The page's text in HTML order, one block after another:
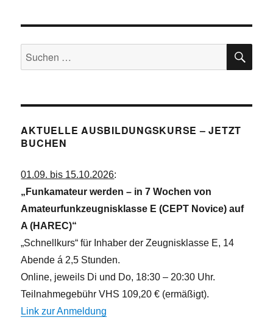
Suchen
nach:
AKTUELLE AUSBILDUNGSKURSE – JETZT
BUCHEN
01.09. bis 15.10.2026:
„Funkamateur werden – in 7 Wochen von
Amateurfunkzeugnisklasse E (CEPT Novice) auf
A (HAREC)“
„Schnellkurs“ für Inhaber der Zeugnisklasse E, 14
Abende á 2,5 Stunden.
Online, jeweils Di und Do, 18:30 – 20:30 Uhr.
Teilnahmegebühr VHS 109,20 € (ermäßigt).
Link zur Anmeldung